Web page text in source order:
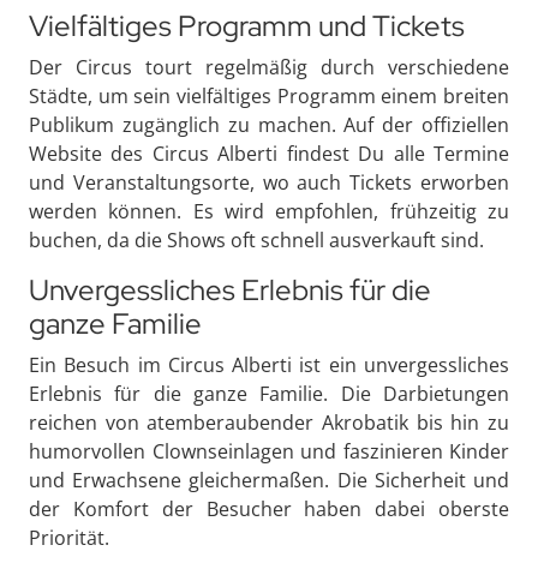
Vielfältiges Programm und Tickets
Der Circus tourt regelmäßig durch verschiedene
Städte, um sein vielfältiges Programm einem breiten
Publikum zugänglich zu machen. Auf der offiziellen
Website des Circus Alberti findest Du alle Termine
und Veranstaltungsorte, wo auch Tickets erworben
werden können. Es wird empfohlen, frühzeitig zu
buchen, da die Shows oft schnell ausverkauft sind.
Unvergessliches Erlebnis für die
ganze Familie
Ein Besuch im Circus Alberti ist ein unvergessliches
Erlebnis für die ganze Familie. Die Darbietungen
reichen von atemberaubender Akrobatik bis hin zu
humorvollen Clownseinlagen und faszinieren Kinder
und Erwachsene gleichermaßen. Die Sicherheit und
der Komfort der Besucher haben dabei oberste
Priorität.